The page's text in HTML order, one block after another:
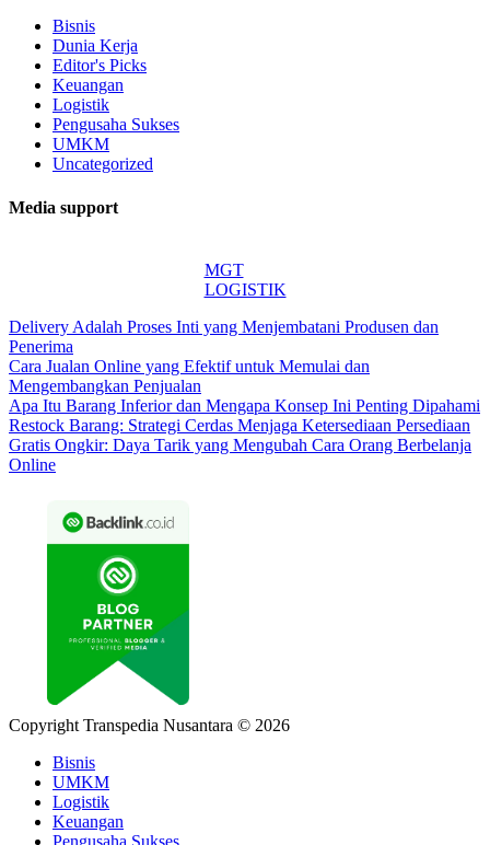
Bisnis
Dunia Kerja
Editor's Picks
Keuangan
Logistik
Pengusaha Sukses
UMKM
Uncategorized
Media support
MGT
LOGISTIK
Delivery Adalah Proses Inti yang Menjembatani Produsen dan
Penerima
Cara Jualan Online yang Efektif untuk Memulai dan
Mengembangkan Penjualan
Apa Itu Barang Inferior dan Mengapa Konsep Ini Penting Dipahami
Restock Barang: Strategi Cerdas Menjaga Ketersediaan Persediaan
Gratis Ongkir: Daya Tarik yang Mengubah Cara Orang Berbelanja
Online
Copyright Transpedia Nusantara © 2026
Bisnis
UMKM
Logistik
Keuangan
Pengusaha Sukses